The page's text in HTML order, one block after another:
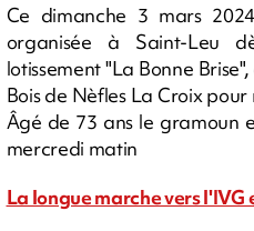
Ce dimanche 3 mars
organisée à Saint-Leu
lotissement "La Bonne
Bois de Nèfles La Croix
Âgé de 73 ans le gramoun
mercredi matin
La longue marche vers l'IVG